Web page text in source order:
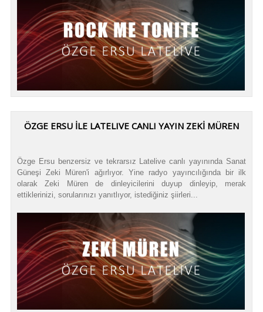
ÖZGE ERSU İLE LATELIVE CANLI YAYIN ZEKİ MÜREN
Özge Ersu benzersiz ve tekrarsız Latelive canlı yayınında Sanat
Güneşi Zeki Müren'i ağırlıyor. Yine radyo yayıncılığında bir ilk
olarak Zeki Müren de dinleyicilerini duyup dinleyip, merak
ettiklerinizi, sorularınızı yanıtlıyor, istediğiniz şiirleri...